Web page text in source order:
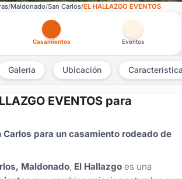
Maldonado San Carlos EL HALLAZGO EVENTOS
esta ficha por tipo de festejo
Casamientos Eventos
Galería Ubicación
EVENTOS para
Carlos para un casamiento rodeado de
Maldonado, El Hallazgo es una